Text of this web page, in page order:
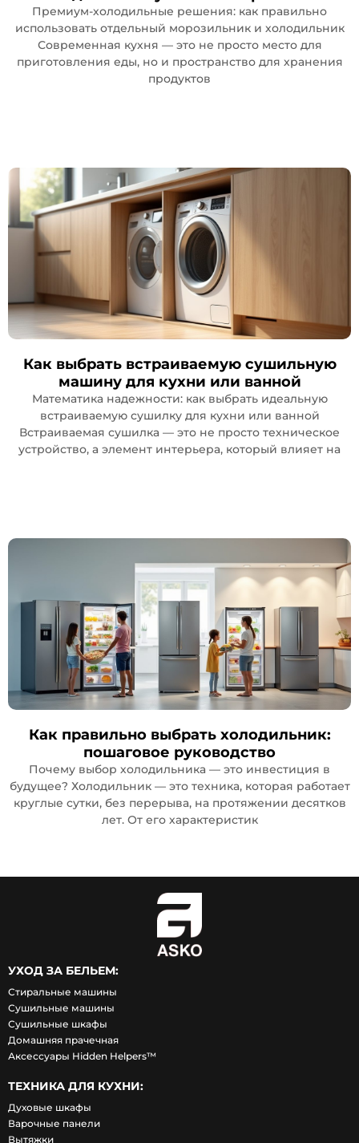
Премиум-холодильные решения: как правильно
использовать отдельный морозильник и холодильник
Современная кухня — это не просто место для
приготовления еды, но и пространство для хранения
продуктов
Как выбрать встраиваемую сушильную
машину для кухни или ванной
Математика надежности: как выбрать идеальную
встраиваемую сушилку для кухни или ванной
Встраиваемая сушилка — это не просто техническое
устройство, а элемент интерьера, который влияет на
Как правильно выбрать холодильник:
пошаговое руководство
Почему выбор холодильника — это инвестиция в
будущее? Холодильник — это техника, которая работает
круглые сутки, без перерыва, на протяжении десятков
лет. От его характеристик
УХОД ЗА БЕЛЬЕМ:
Стиральные машины
Сушильные машины
Сушильные шкафы
Домашняя прачечная
Аксессуары Hidden Helpers™
ТЕХНИКА ДЛЯ КУХНИ:
Духовые шкафы
Варочные панели
Вытяжки